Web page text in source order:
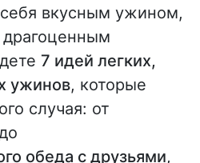
вкусным ужином,
7 идей легких,
ужинов, которые
случая: от
обеда с друзьями,